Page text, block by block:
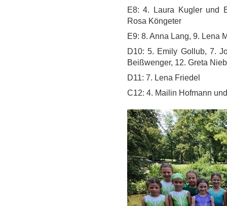
E8: 4. Laura Kugler und
Rosa Köngeter
E9: 8. Anna Lang, 9. Lena
D10: 5. Emily Gollub, 7.
Beißwenger, 12. Greta
D11: 7. Lena Friedel
C12: 4. Mailin Hofmann